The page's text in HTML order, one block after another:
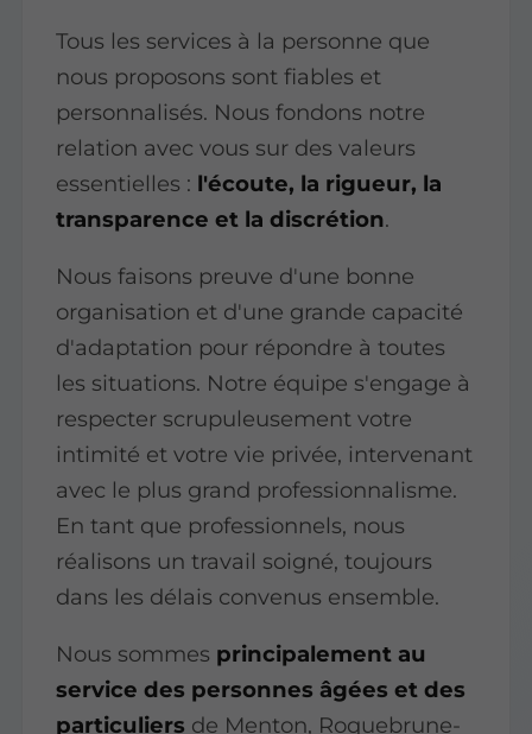
Tous les services à la personne que
nous proposons sont fiables et
personnalisés. Nous fondons notre
relation avec vous sur des valeurs
essentielles : l'écoute, la rigueur, la
transparence et la discrétion.
Nous faisons preuve d'une bonne
organisation et d'une grande capacité
d'adaptation pour répondre à toutes
les situations. Notre équipe s'engage à
respecter scrupuleusement votre
intimité et votre vie privée, intervenant
avec le plus grand professionnalisme.
En tant que professionnels, nous
réalisons un travail soigné, toujours
dans les délais convenus ensemble.
Nous sommes principalement au
service des personnes âgées et des
particuliers de Menton, Roquebrune-